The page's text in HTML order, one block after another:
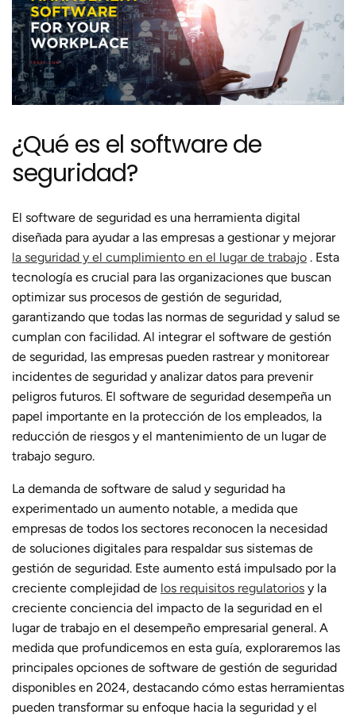
¿Qué es el software de
seguridad?
El software de seguridad es una herramienta digital
diseñada para ayudar a las empresas a gestionar y mejorar
la seguridad y el cumplimiento en el lugar de trabajo . Esta
tecnología es crucial para las organizaciones que buscan
optimizar sus procesos de gestión de seguridad,
garantizando que todas las normas de seguridad y salud se
cumplan con facilidad. Al integrar el software de gestión
de seguridad, las empresas pueden rastrear y monitorear
incidentes de seguridad y analizar datos para prevenir
peligros futuros. El software de seguridad desempeña un
papel importante en la protección de los empleados, la
reducción de riesgos y el mantenimiento de un lugar de
trabajo seguro.
La demanda de software de salud y seguridad ha
experimentado un aumento notable, a medida que
empresas de todos los sectores reconocen la necesidad
de soluciones digitales para respaldar sus sistemas de
gestión de seguridad. Este aumento está impulsado por la
creciente complejidad de los requisitos regulatorios y la
creciente conciencia del impacto de la seguridad en el
lugar de trabajo en el desempeño empresarial general. A
medida que profundicemos en esta guía, exploraremos las
principales opciones de software de gestión de seguridad
disponibles en 2024, destacando cómo estas herramientas
pueden transformar su enfoque hacia la seguridad y el